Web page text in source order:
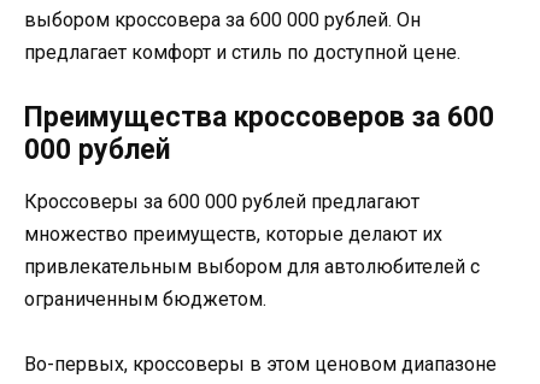
выбором кроссовера за 600 000 рублей. Он
предлагает комфорт и стиль по доступной цене.
Преимущества кроссоверов за 600
000 рублей
Кроссоверы за 600 000 рублей предлагают
множество преимуществ, которые делают их
привлекательным выбором для автолюбителей с
ограниченным бюджетом.
Во-первых, кроссоверы в этом ценовом диапазоне